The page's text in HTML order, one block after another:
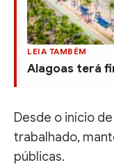
LEIA TAMBÉM
Alagoas terá
Desde o início
trabalhado,
públicas.